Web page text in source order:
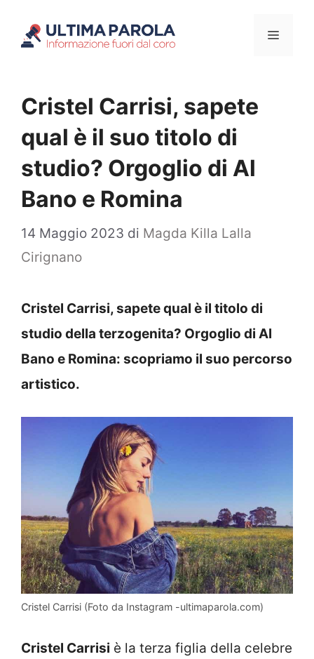
Menu
Cristel Carrisi, sapete
qual è il suo titolo di
studio? Orgoglio di Al
Bano e Romina
14 Maggio 2023 di Magda Killa Lalla
Cirignano
Cristel Carrisi, sapete qual è il titolo di
studio della terzogenita? Orgoglio di Al
Bano e Romina: scopriamo il suo percorso
artistico.
Cristel Carrisi (Foto da Instagram -ultimaparola.com)
Cristel Carrisi è la terza figlia della celebre